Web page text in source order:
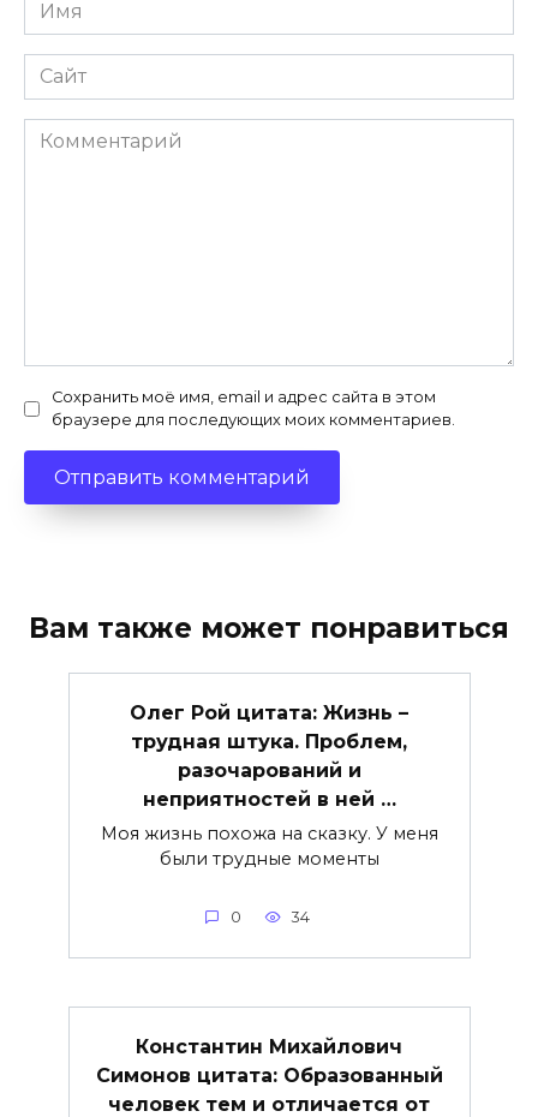
*
Сайт
Комментарий
Сохранить моё имя, email и адрес сайта в этом
браузере для последующих моих комментариев.
Вам также может понравиться
Олег Рой цитата: Жизнь –
трудная штука. Проблем,
разочарований и
неприятностей в ней …
Моя жизнь похожа на сказку. У меня
были трудные моменты
0 34
Константин Михайлович
Симонов цитата: Образованный
человек тем и отличается от